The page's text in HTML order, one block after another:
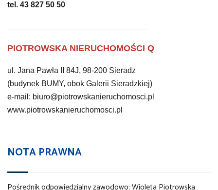
tel. 43 827 50 50
PIOTROWSKA NIERUCHOMOŚCI Q
ul. Jana Pawła II 84J, 98-200 Sieradz
(budynek BUMY, obok Galerii Sieradzkiej)
e-mail: biuro@piotrowskanieruchomosci.pl
www.piotrowskanieruchomosci.pl
NOTA PRAWNA
Pośrednik odpowiedzialny zawodowo: Wioleta Piotrowska